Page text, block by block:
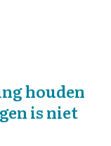
houden
is niet